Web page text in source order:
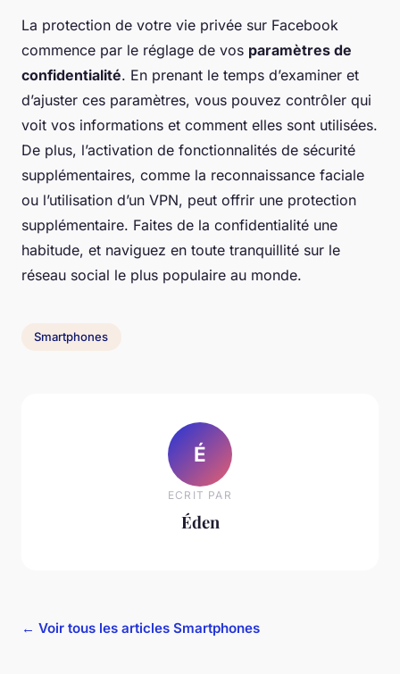
La protection de votre vie privée sur Facebook
commence par le réglage de vos paramètres de
confidentialité. En prenant le temps d’examiner et
d’ajuster ces paramètres, vous pouvez contrôler qui
voit vos informations et comment elles sont utilisées.
De plus, l’activation de fonctionnalités de sécurité
supplémentaires, comme la reconnaissance faciale
ou l’utilisation d’un VPN, peut offrir une protection
supplémentaire. Faites de la confidentialité une
habitude, et naviguez en toute tranquillité sur le
réseau social le plus populaire au monde.
Smartphones
É
ECRIT PAR
Éden
← Voir tous les articles Smartphones